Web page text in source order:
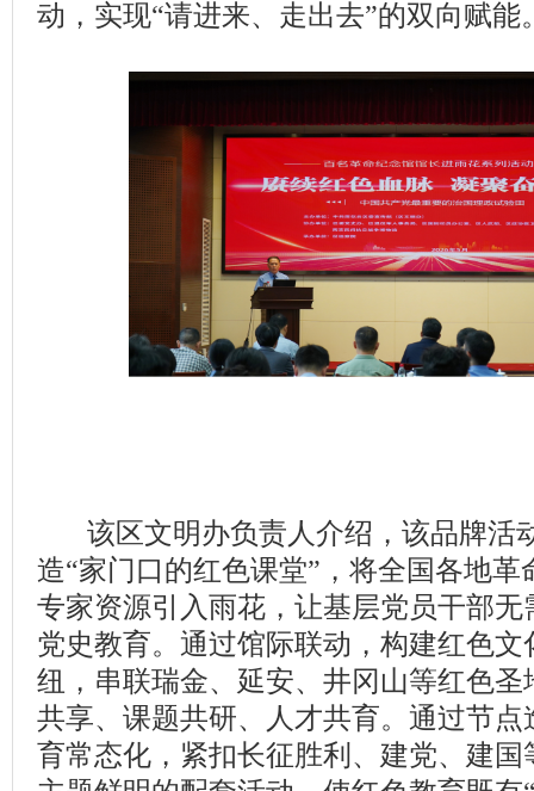
动，实现“请进来、走出去”的双向赋能
该区文明办负责人介绍，该品牌活
造“家门口的红色课堂”，将全国各地
专家资源引入雨花，让基层党员干部
党史教育。通过馆际联动，构建红色
纽，串联瑞金、延安、井冈山等红色
共享、课题共研、人才共育。通过节
育常态化，紧扣长征胜利、建党、建